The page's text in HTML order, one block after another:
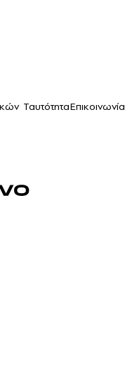
ΤαυτότηταΕπικοινωνία